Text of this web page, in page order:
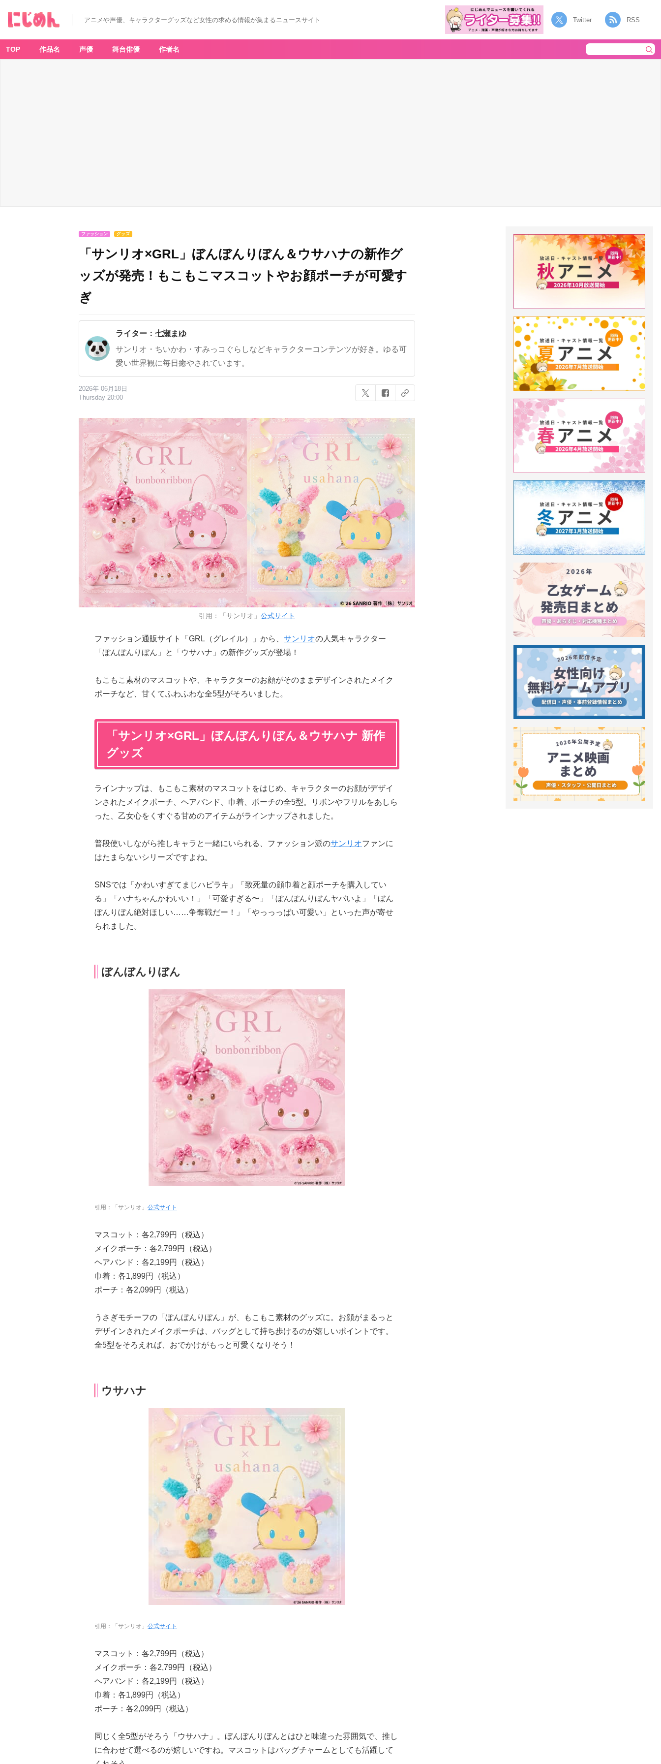
アニメや声優、キャラクターグッズなど女性の求める情報が集まるニュースサイト Twitter RSS
TOP 作品名 声優 舞台俳優 作者名
ファッション グッズ
「サンリオ×GRL」ぼんぼんりぼん＆ウサハナの新作グ
ッズが発売！もこもこマスコットやお顔ポーチが可愛す
ぎ
ライター： 七瀬まゆ
サンリオ・ちいかわ・すみっコぐらしなどキャラクターコンテンツが好き。ゆる可
愛い世界観に毎日癒やされています。
2026年 06月18日
Thursday 20:00
引用：「サンリオ」 公式サイト
ファッション通販サイト「GRL（グレイル）」から、 サンリオの人気キャラクター
「ぼんぼんりぼん」と「ウサハナ」の新作グッズが登場！
もこもこ素材のマスコットや、キャラクターのお顔がそのままデザインされたメイク
ポーチなど、甘くてふわふわな全5型がそろいました。
「サンリオ×GRL」ぼんぼんりぼん＆ウサハナ 新作
グッズ
ラインナップは、もこもこ素材のマスコットをはじめ、キャラクターのお顔がデザイ
ンされたメイクポーチ、ヘアバンド、巾着、ポーチの全5型。リボンやフリルをあしら
った、乙女心をくすぐる甘めのアイテムがラインナップされました。
普段使いしながら推しキャラと一緒にいられる、ファッション派のサンリオファンに
はたまらないシリーズですよね。
SNSでは「かわいすぎてまじハピラキ」「致死量の顔巾着と顔ポーチを購入してい
る」「ハナちゃんかわいい！」「可愛すぎる〜」「ぼんぼんりぼんヤバいよ」「ぼん
ぼんりぼん絶対ほしい……争奪戦だー！」「やっっっばい可愛い」といった声が寄せ
られました。
ぼんぼんりぼん
引用：「サンリオ」 公式サイト
マスコット：各2,799円（税込）
メイクポーチ：各2,799円（税込）
ヘアバンド：各2,199円（税込）
巾着：各1,899円（税込）
ポーチ：各2,099円（税込）
うさぎモチーフの「ぼんぼんりぼん」が、もこもこ素材のグッズに。お顔がまるっと
デザインされたメイクポーチは、バッグとして持ち歩けるのが嬉しいポイントです。
全5型をそろえれば、おでかけがもっと可愛くなりそう！
ウサハナ
引用：「サンリオ」 公式サイト
マスコット：各2,799円（税込）
メイクポーチ：各2,799円（税込）
ヘアバンド：各2,199円（税込）
巾着：各1,899円（税込）
ポーチ：各2,099円（税込）
同じく全5型がそろう「ウサハナ」。ぼんぼんりぼんとはひと味違った雰囲気で、推し
に合わせて選べるのが嬉しいですね。マスコットはバッグチャームとしても活躍して